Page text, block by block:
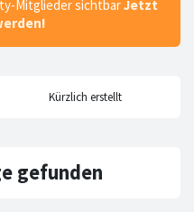
Mitglieder sichtbarJetzt
Kürzlich erstellt
gefunden